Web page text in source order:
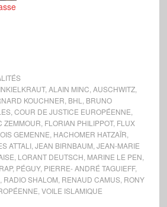
, ALAIN MINC AUSCHWITZ,
KOUCHNER BHL
BRUNO
, COUR DE JUSTICE EUROPÉENNE
ZEMMOUR FLORIAN PHILIPPOT, FLUX
GEMENNE HACHOMER HATZAÏR
ATTALI, JEAN BIRNBAUM JEAN-MARIE
LORANT DEUTSCH MARINE LE PEN
, PÉGUY, PIERRE- ANDRÉ TAGUIEFF,
RADIO SHALOM RENAUD CAMUS, RONY
VOILE ISLAMIQUE